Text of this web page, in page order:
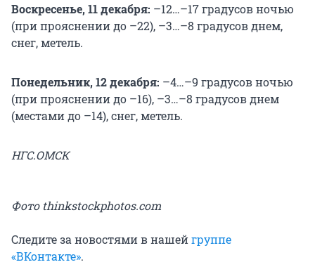
Воскресенье, 11 декабря: –12…–17 градусов ночью
(при прояснении до –22), –3…–8 градусов днем,
снег, метель.
Понедельник, 12 декабря: –4…–9 градусов ночью
(при прояснении до –16), –3…–8 градусов днем
(местами до –14), снег, метель.
НГС.ОМСК
Фото thinkstockphotos.com
Следите за новостями в нашейгруппе
«ВКонтакте».